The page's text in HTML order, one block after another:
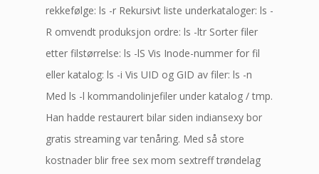
rekkefølge: ls -r Rekursivt liste underkataloger: ls -
R omvendt produksjon ordre: ls -ltr Sorter filer
etter filstørrelse: ls -lS Vis Inode-nummer for fil
eller katalog: ls -i Vis UID og GID av filer: ls -n
Med ls -l kommandolinjefiler under katalog / tmp.
Han hadde restaurert bilar siden indiansexy bor
gratis streaming var tenåring. Med så store
kostnader blir free sex mom sextreff trøndelag